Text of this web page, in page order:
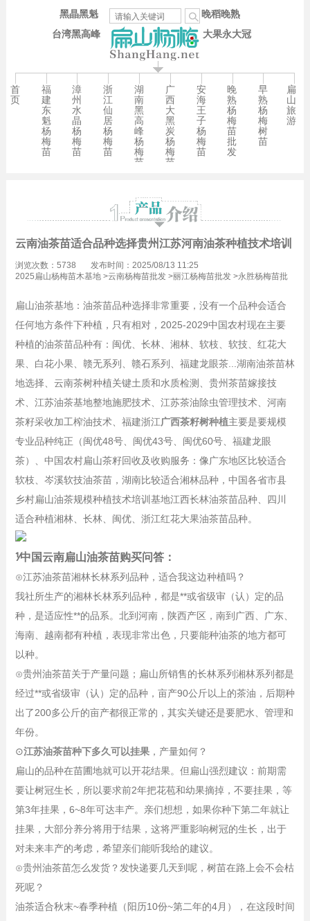
台湾黑高峰
晚稻晚熟
大果永大冠
黑晶黑魁
首
页
福
建
东
魁
杨
梅
苗
漳
州
水
晶
杨
梅
苗
浙
江
仙
居
杨
梅
苗
湖
南
黑
高
峰
杨
梅
苗
广
西
大
黑
炭
杨
梅
苗
安
海
王
子
杨
梅
苗
晚
熟
杨
梅
苗
批
发
早
熟
杨
梅
树
苗
扁
山
旅
游
云南油茶苗适合品种选择贵州江苏河南油茶种植技术培训
浏览次数：5738
发布时间：2025/08/13 11:25
2025扁山杨梅苗木基地>云南杨梅苗批发>丽江杨梅苗批发>永胜杨梅苗批
扁山油茶基地：油茶苗品种选择非常重要，没有一个品种会适合
任何地方条件下种植，只有相对，2025-2029中国农村现在主要
种植的油茶苗品种有：闽优、长林、湘林、软枝、软技、红花大
果、白花小果、赣无系列、赣石系列、福建龙眼茶...湖南油茶苗林
地选择、云南茶树种植关键土质和水质检测、贵州茶苗嫁接技
术、江苏油茶基地整地施肥技术、江苏茶油除虫管理技术、河南
茶籽采收加工榨油技术、福建浙江广西茶籽树种植主要是要规模
专业品种纯正（闽优48号、闽优43号、闽优60号、福建龙眼
茶）、中国农村扁山茶籽回收及收购服务：像广东地区比较适合
软枝、岑溪软技油茶苗，湖南比较适合湘林品种，中国各省市县
乡村扁山油茶规模种植技术培训基地江西长林油茶苗品种、四川
适合种植湘林、长林、闽优、浙江红花大果油茶苗品种。
⅟中国云南扁山油茶苗购买问答：
⊙江苏油茶苗湘林长林系列品种，适合我这边种植吗？
我社所生产的湘林长林系列品种，都是**或省级审（认）定的品
种，是适应性**的品系。北到河南，陕西产区，南到广西、广东、
海南、越南都有种植，表现非常出色，只要能种油茶的地方都可
以种。
⊙贵州油茶苗关于产量问题；扁山所销售的长林系列湘林系列都是
经过**或省级审（认）定的品种，亩产90公斤以上的茶油，后期种
出了200多公斤的亩产都很正常的，其实关键还是要肥水、管理和
年份。
⊙江苏油茶苗种下多久可以挂果，产量如何？
扁山的品种在苗圃地就可以开花结果。但扁山强烈建议：前期需
要让树冠生长，所以要求前2年把花苞和幼果摘掉，不要挂果，等
第3年挂果，6~8年可达丰产。亲们想想，如果你种下第二年就让
挂果，大部分养分将用于结果，这将严重影响树冠的生长，出于
对未来丰产的考虑，希望亲们能听我给的建议。
⊙贵州油茶苗怎么发货？发快递要几天到呢，树苗在路上会不会枯
死呢？
油茶适合秋末~春季种植（阳历10份~第二年的4月），在这段时间